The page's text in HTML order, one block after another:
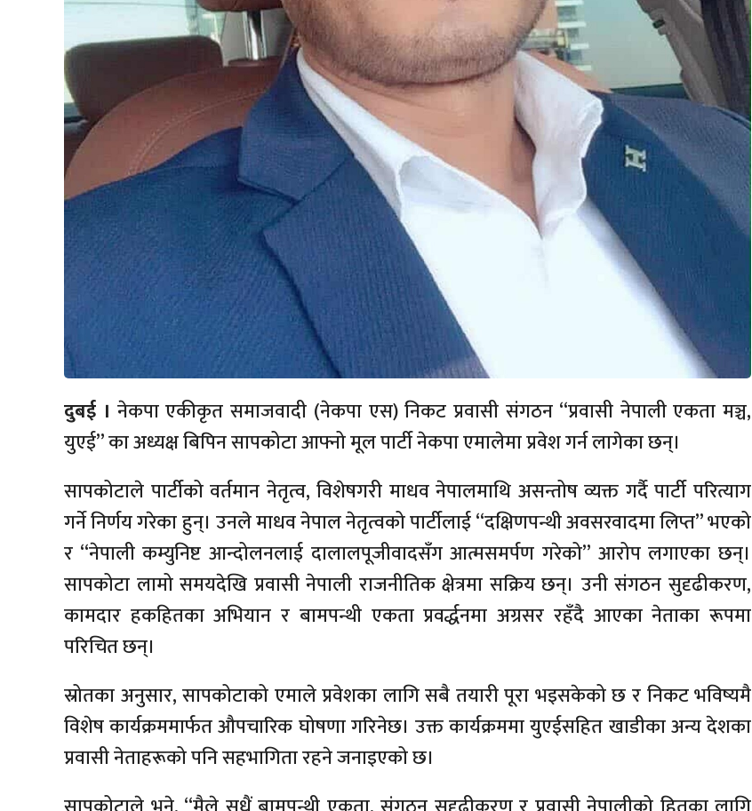
दुबई । नेकपा एकीकृत समाजवादी (नेकपा एस) निकट प्रवासी संगठन “प्रवासी नेपाली एकता मञ्च,
युएई” का अध्यक्ष बिपिन सापकोटा आफ्नो मूल पार्टी नेकपा एमालेमा प्रवेश गर्न लागेका छन्।
सापकोटाले पार्टीको वर्तमान नेतृत्व, विशेषगरी माधव नेपालमाथि असन्तोष व्यक्त गर्दै पार्टी परित्याग
गर्ने निर्णय गरेका हुन्। उनले माधव नेपाल नेतृत्वको पार्टीलाई “दक्षिणपन्थी अवसरवादमा लिप्त” भएको
र “नेपाली कम्युनिष्ट आन्दोलनलाई दालालपूजीवादसँग आत्मसमर्पण गरेको” आरोप लगाएका छन्।
सापकोटा लामो समयदेखि प्रवासी नेपाली राजनीतिक क्षेत्रमा सक्रिय छन्। उनी संगठन सुदृढीकरण,
कामदार हकहितका अभियान र बामपन्थी एकता प्रवर्द्धनमा अग्रसर रहँदै आएका नेताका रूपमा
परिचित छन्।
स्रोतका अनुसार, सापकोटाको एमाले प्रवेशका लागि सबै तयारी पूरा भइसकेको छ र निकट भविष्यमै
विशेष कार्यक्रममार्फत औपचारिक घोषणा गरिनेछ। उक्त कार्यक्रममा युएईसहित खाडीका अन्य देशका
प्रवासी नेताहरूको पनि सहभागिता रहने जनाइएको छ।